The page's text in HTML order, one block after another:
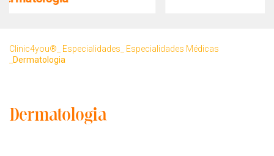
Clinic4you® Especialidades
Especialidades Médicas
Dermatologia
Dermatologia